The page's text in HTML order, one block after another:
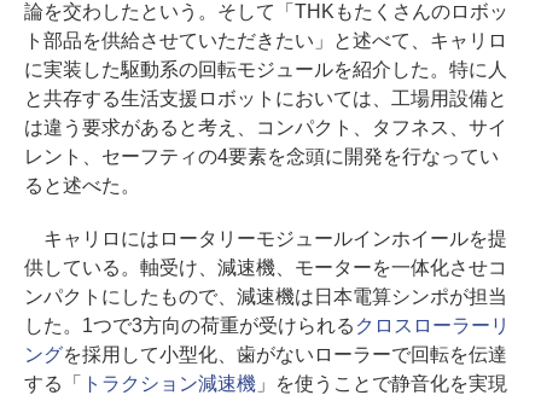
論を交わしたという。そして「THKもたくさんのロボッ
ト部品を供給させていただきたい」と述べて、キャリロ
に実装した駆動系の回転モジュールを紹介した。特に人
と共存する生活支援ロボットにおいては、工場用設備と
は違う要求があると考え、コンパクト、タフネス、サイ
レント、セーフティの4要素を念頭に開発を行なってい
ると述べた。
キャリロにはロータリーモジュールインホイールを提
供している。軸受け、減速機、モーターを一体化させコ
ンパクトにしたもので、減速機は日本電算シンポが担当
した。1つで3方向の荷重が受けられる クロスローラーリ
ングを採用して小型化、歯がないローラーで回転を伝達
する「
トラクション減速機」を使うことで静音化を実現